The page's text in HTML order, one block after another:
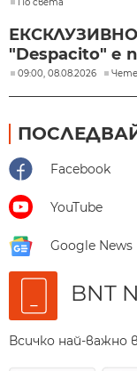
"Despacito" е
09:00, 08.08.2026 Чете
Facebook
YouTube
Google News
BNT
Всичко най-